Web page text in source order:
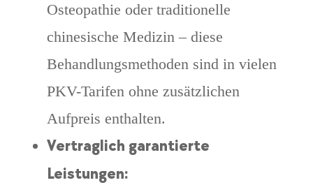
Osteopathie oder traditionelle
chinesische Medizin – diese
Behandlungsmethoden sind in vielen
PKV-Tarifen ohne zusätzlichen
Aufpreis enthalten.
Vertraglich garantierte
Leistungen: